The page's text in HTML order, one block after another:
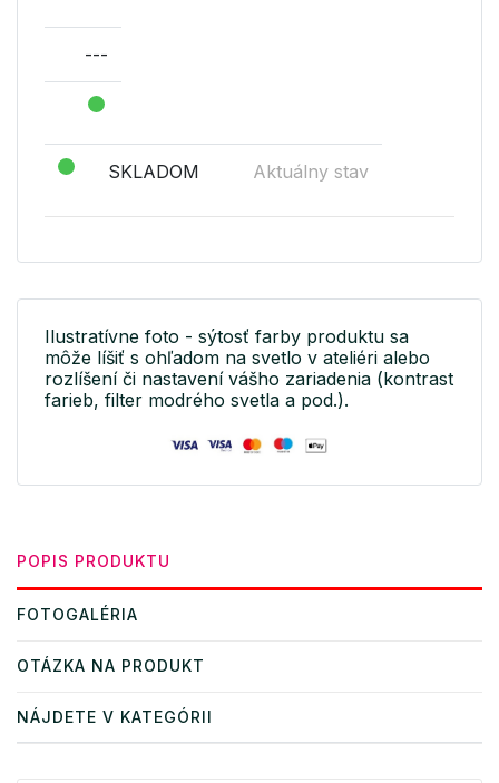
---
SKLADOM Aktuálny stav
Ilustratívne foto - sýtosť farby produktu sa
môže líšiť s ohľadom na svetlo v ateliéri alebo
rozlíšení či nastavení vášho zariadenia (kontrast
farieb, filter modrého svetla a pod.).
POPIS PRODUKTU
FOTOGALÉRIA
OTÁZKA NA PRODUKT
NÁJDETE V KATEGÓRII